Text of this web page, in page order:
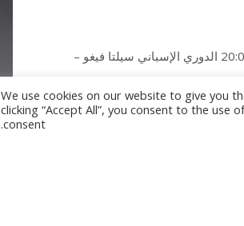
أبطال إفريقيا بلوزداد – ميدياما 20:00 الأهلي – يانغ أفريكانز 20:00 الدوري الإسباني سيلتا فيغو –
We use cookies on our website to give you
clicking “Accept All”, you consent to the
consent.